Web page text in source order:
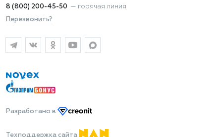
8 (800) 200-45-50 — горячая линия
Перезвонить?
Разработано в
Техподдержка сайта